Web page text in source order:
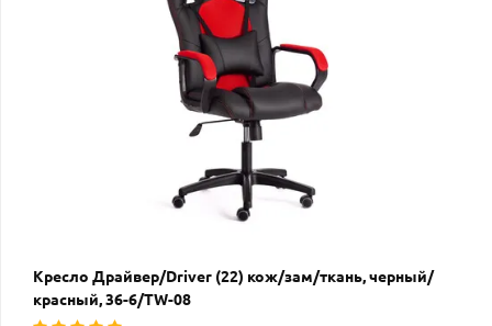
Кресло Драйвер/Driver (22) кож/зам/ткань, черный/
красный, 36-6/TW-08